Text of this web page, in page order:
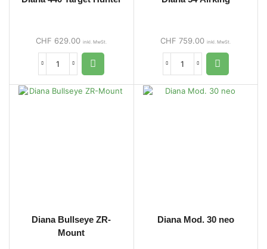
CHF 629.00 inkl. MwSt. CHF 759.00 inkl. MwSt.
Diana Bullseye ZR-
Mount
Diana Mod. 30 neo